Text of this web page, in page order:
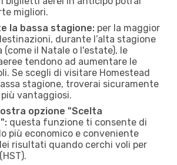
migliori.
la bassa stagione: per la maggior
durante l’alta stagione
il Natale o l'estate), le
tendono ad aumentare le
Se scegli di visitare Homestead
stagione, troverai sicuramente
vantaggiosi.
opzione "Scelta
questa funzione ti consente di
più economico e conveniente
risultati quando cerchi voli per